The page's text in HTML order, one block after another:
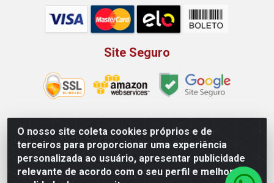
O nosso site coleta cookies próprios e de
terceiros para proporcionar uma experiência
personalizada ao usuário, apresentar publicidade
relevante de acordo com o seu perfil e melhorar a
Site Seguro
Rio Vermelho Distribuição de Alimentos LTDA - Rodovia BR,
153, KM 52 N 00 QD 00 LT 16 - Bairro Jardim Eldorado,
Anápolis/GO - CEP 75.045-190 - CNPJ 10.912.900/0002-40